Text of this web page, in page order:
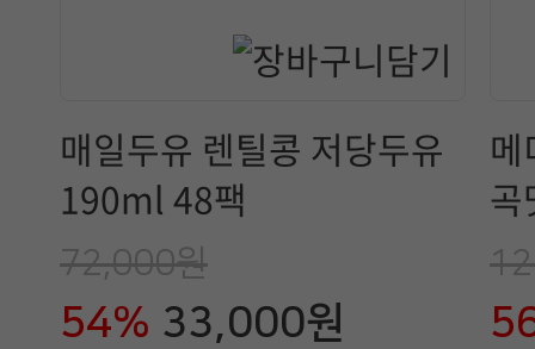
매일두유 렌틸콩 저당두유
190ml 48팩
72,000원
54% 33,000원
메
곡